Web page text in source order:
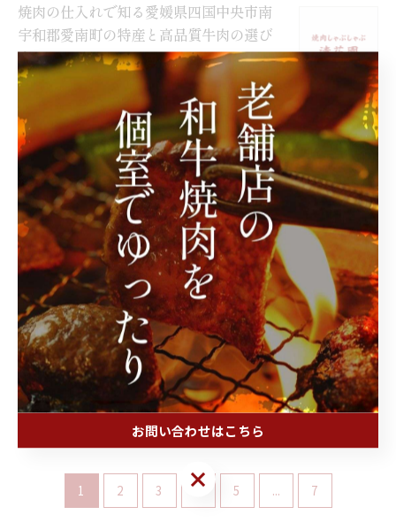
焼肉の仕入れで知る愛媛県四国中央市南
宇和郡愛南町の特産と高品質牛肉の選び
方
2026/06/27
焼肉と物産の魅力を徹底解剖し話題の店
選びに役立つ最新情報を紹介
2026/06/20
焼肉とポルトガル風料理を愛媛県四国中
央市伊予郡砥部町で味わえるお店選び徹
底解説
2026/06/13
焼肉とボタニカル空間で楽しむ新感覚の
上質体験と選び方のポイント
2026/06/06
1 2 3 4 5 ... 7
お問い合わせはこちら
お問い合わせはこちら